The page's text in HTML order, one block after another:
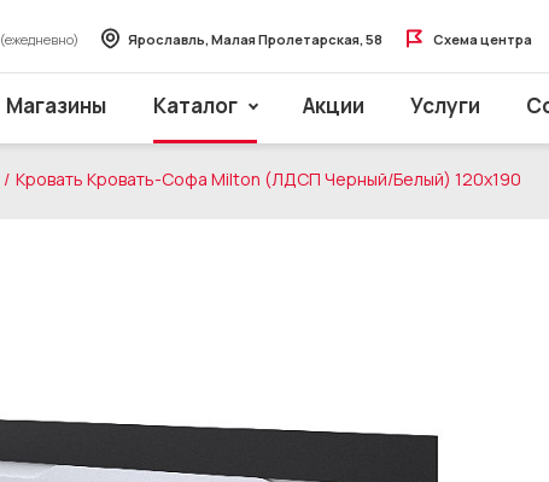
Магазины Каталог Акции Услуги
(ежедневно) Ярославль, Малая Пролетарская, 58 Схема центра
Кровать Кровать-Софа Milton (ЛДСП Черный/Белый) 120x190